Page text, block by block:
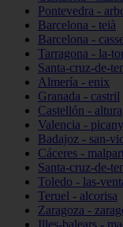
Pontevedra -
Barcelona - teià
Barcelona -
Tarragona - la-
Santa-cruz-de-
Almería - enix
Granada - castril
Castellón - altura
Valencia -
Badajoz - san-
Cáceres -
Santa-cruz-de-
Toledo - las-
Teruel - alcorisa
Zaragoza -
Illes-balears -